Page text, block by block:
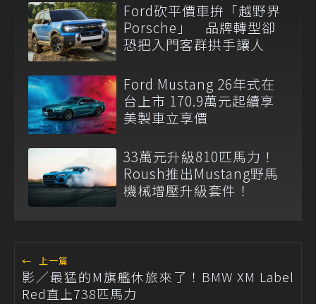
Ford砍平價車拚「越野界
Porsche」 品牌轉型卻
恐把入門客群拱手讓人
Ford Mustang 26年式在
台上市 170.9萬元起續享
美製車立享價
33萬元升級810匹馬力！
Roush推出Mustang野馬
機械增壓升級套件！
← 上一篇
影／最猛的M旗艦休旅來了！BMW XM Label
Red直上738匹馬力